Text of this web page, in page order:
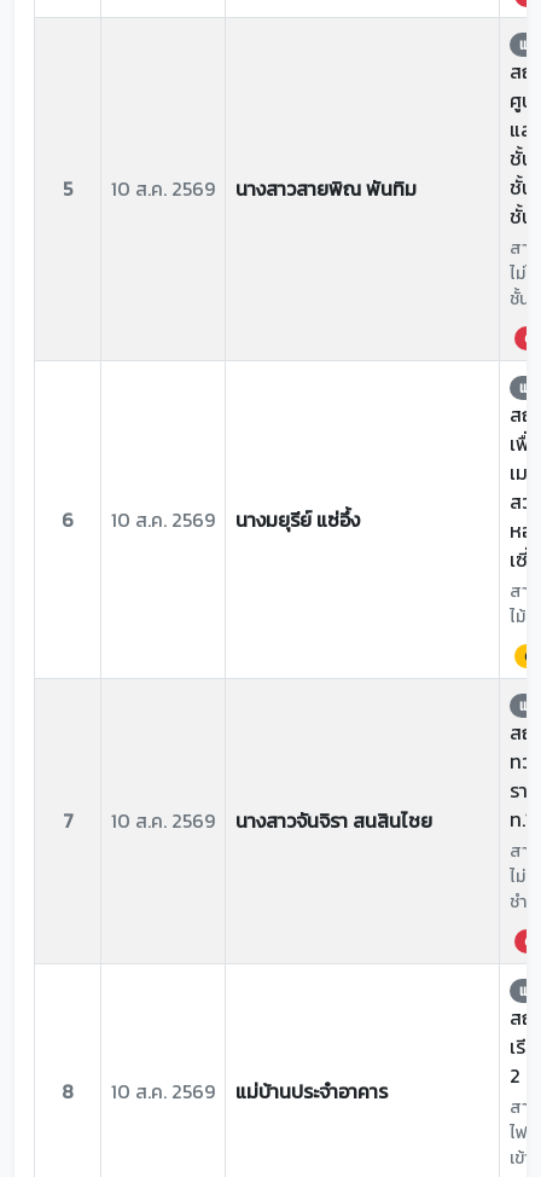
5 10 ส.ค. 2569 นางสาวสายพิณ พันทิม
แ
สถ
ศูน
แล
ชั้น
ชั้น
ชั้น
สา
ไม่
ชั้น
ด่
6 10 ส.ค. 2569 นางมยุรีย์ แซ่อึ้ง
แจ้
สถ
เฟื่
เม
สว
หอ
เซี่
สา
ไม้หั
ด่
7 10 ส.ค. 2569 นางสาวจันจิรา สนสินไชย
แ
สถ
ทว
รา
ท
สา
ไม่เ
ชำ
ด่
8 10 ส.ค. 2569 แม่บ้านประจำอาคาร
แจ้
สถ
เรี
2
สา
ไฟ
เข้า